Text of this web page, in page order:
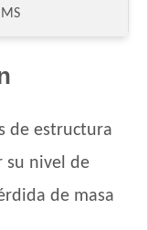
MS
de estructura
su nivel de
de masa